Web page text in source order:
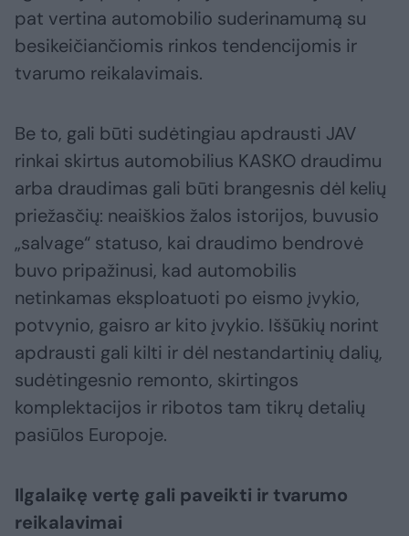
pat vertina automobilio suderinamumą su
besikeičiančiomis rinkos tendencijomis ir
tvarumo reikalavimais.
Be to, gali būti sudėtingiau apdrausti JAV
rinkai skirtus automobilius KASKO draudimu
arba draudimas gali būti brangesnis dėl kelių
priežasčių: neaiškios žalos istorijos, buvusio
„salvage“ statuso, kai draudimo bendrovė
buvo pripažinusi, kad automobilis
netinkamas eksploatuoti po eismo įvykio,
potvynio, gaisro ar kito įvykio. Iššūkių norint
apdrausti gali kilti ir dėl nestandartinių dalių,
sudėtingesnio remonto, skirtingos
komplektacijos ir ribotos tam tikrų detalių
pasiūlos Europoje.
Ilgalaikę vertę gali paveikti ir tvarumo
reikalavimai